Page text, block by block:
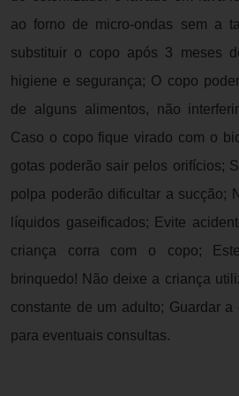
ao forno de micro-ondas sem a
substituir o copo após 3 meses
higiene e segurança; O copo
de alguns alimentos, não
Caso o copo fique virado com o
gotas poderão sair pelos orifícios;
polpa poderão dificultar a sucção;
líquidos gaseificados; Evite
criança corra com o copo;
brinquedo! Não deixe a criança
constante de um adulto; Guardar a
para eventuais consultas.